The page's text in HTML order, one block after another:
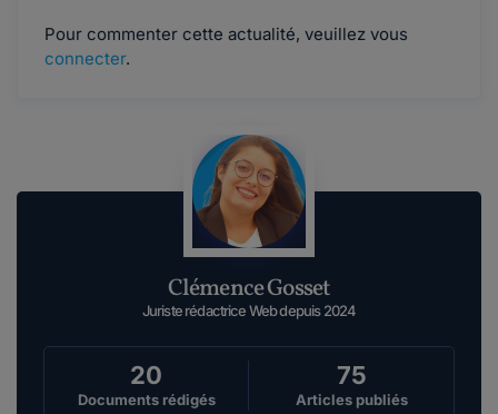
Pour commenter cette actualité, veuillez vous
connecter.
Clémence Gosset
Juriste rédactrice Web depuis 2024
20
Documents rédigés
75
Articles publiés